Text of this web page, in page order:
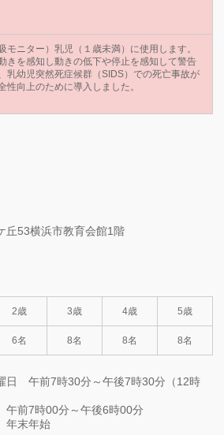
モニター）乳児（１歳未満）に使用します。
きを感知し動きの低下や停止を感知して警告
乳幼児突然死症候群（SIDS）での死亡事故が
性向上のために導入しました。
丘53横浜市教育会館1階
2歳 3歳 4歳 5歳
6名 8名 8名 8名
日 午前7時30分～午後7時30分（12時
分～午後6時00分
年末年始